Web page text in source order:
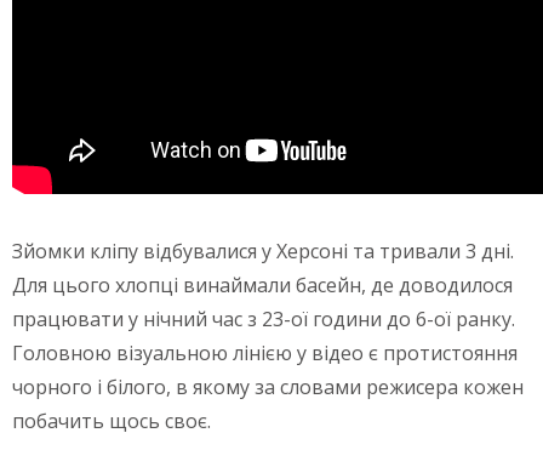
Зйомки кліпу відбувалися у Херсоні та тривали 3 дні.
Для цього хлопці винаймали басейн, де доводилося
працювати у нічний час з 23-ої години до 6-ої ранку.
Головною візуальною лінією у відео є протистояння
чорного і білого, в якому за словами режисера кожен
побачить щось своє.